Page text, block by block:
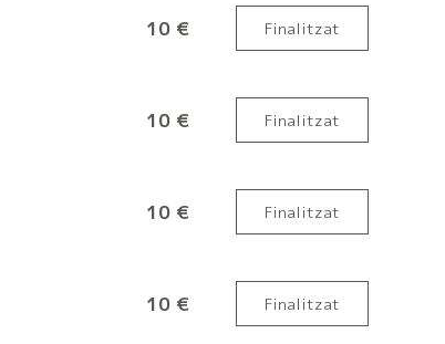
10 € Finalitzat
10 € Finalitzat
10 € Finalitzat
10 € Finalitzat